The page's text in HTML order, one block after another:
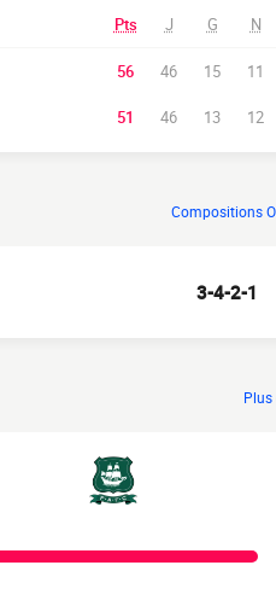
Pts J G N
56 46 15 11
51 46 13 12
Compositions
3-4-2-1